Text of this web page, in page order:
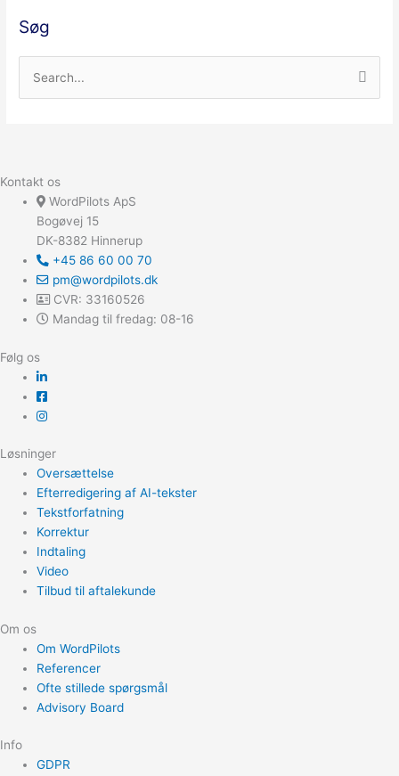
Søg
f
Kontakt os
WordPilots ApS
Bogøvej 15
DK-8382 Hinnerup
+45 86 60 00 70
pm@wordpilots.dk
CVR: 33160526
Mandag til fredag: 08-16
Følg os
Løsninger
Oversættelse
Efterredigering af AI-tekster
Tekstforfatning
Korrektur
Indtaling
Video
Tilbud til aftalekunde
Om os
Om WordPilots
Referencer
Ofte stillede spørgsmål
Advisory Board
Info
GDPR